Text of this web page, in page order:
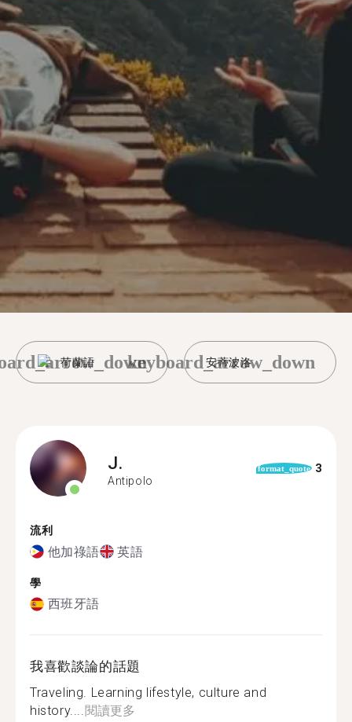
荷蘭語 安蒂波洛
keyboard_arrow_down
J.
Antipolo
format_quote 3
流利
他加祿語 英語
學
西班牙語
我喜歡談論的話題
Traveling. Learning lifestyle, culture and
history....閱讀更多